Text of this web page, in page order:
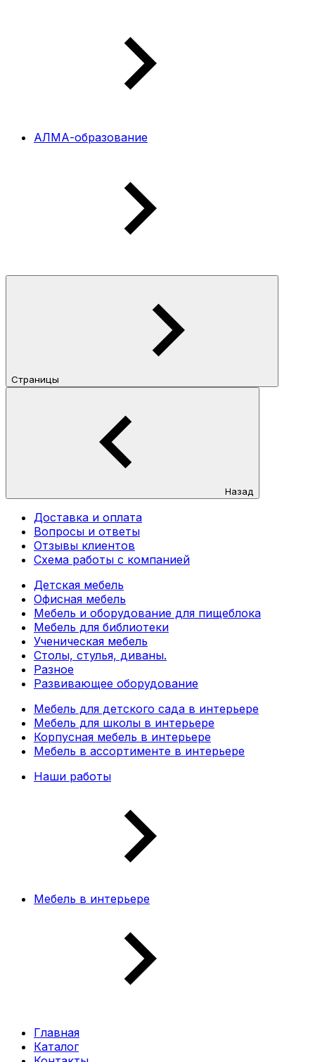
АЛМА-образование
Страницы
Назад
Доставка и оплата
Вопросы и ответы
Отзывы клиентов
Схема работы с компанией
Детская мебель
Офисная мебель
Мебель и оборудование для пищеблока
Мебель для библиотеки
Ученическая мебель
Столы, стулья, диваны.
Разное
Развивающее оборудование
Мебель для детского сада в интерьере
Мебель для школы в интерьере
Корпусная мебель в интерьере
Мебель в ассортименте в интерьере
Наши работы
Мебель в интерьере
Главная
Каталог